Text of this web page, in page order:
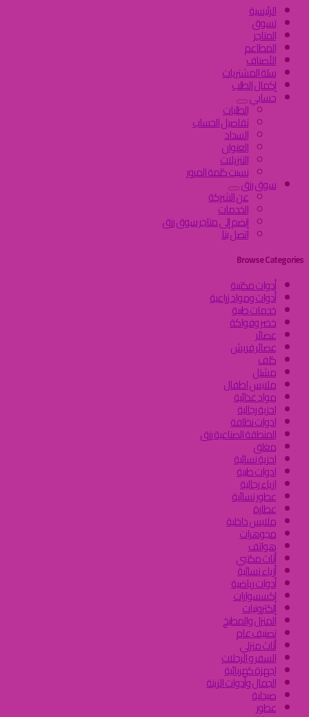
الرئيسية
تسوق
المتاجر
المطاعم
الأصناف
سلة المشتريات
إكمال الطلب
حسابي
الطلبات
تفاصيل الحساب
السداد
العنوان
التنزيلات
نسيت كلمة المرور
سوق رزق
عن الشركة
الخدمات
إنضم إلى متاجر سوق رزق
اتصل بنا
Browse Categories
أدوات مكتبية
أدوات ومواد زراعية
خدمات طبية
خضر وفواكة
عصائر
عصائر فريش
كلف
مشتل
ملابس اطفال
مواد غذائية
احزية رجالية
ادوات نظافة
المنطقة الصناعية رزق
مغلق
احزية نسائية
ادوات طبية
ازياء رجالية
عطور نسائية
عطارة
ملابس داخلية
مجوهرات
هواتف
أثاث مكتبي
أزياء نسائية
أدوات رياضية
إكسسوارات
إلكترونيات
المنزل والمطبخ
تصنيف عام
أثاث منزلي
السفر و الرحلات
اجهزة كهربائية
الجمال وأدوات الزينة
صيدلية
عطور